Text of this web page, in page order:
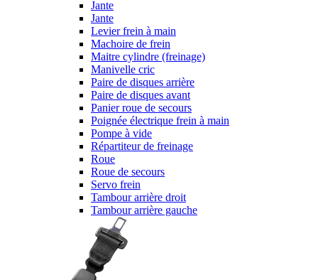
Jante
Jante
Levier frein à main
Machoire de frein
Maitre cylindre (freinage)
Manivelle cric
Paire de disques arrière
Paire de disques avant
Panier roue de secours
Poignée électrique frein à main
Pompe à vide
Répartiteur de freinage
Roue
Roue de secours
Servo frein
Tambour arrière droit
Tambour arrière gauche